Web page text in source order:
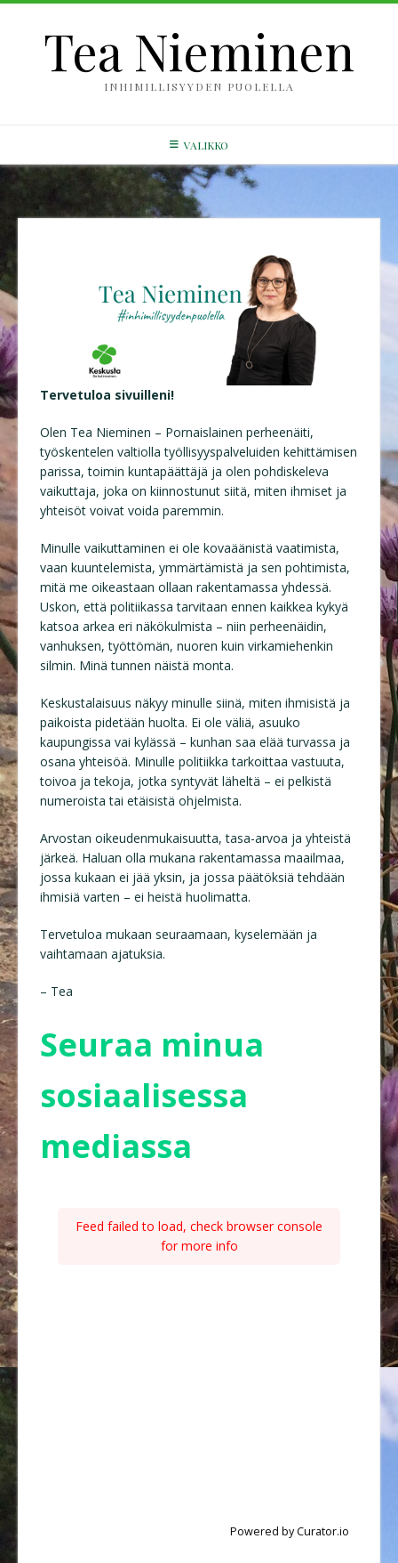
Skip
Tea Nieminen
INHIMILLISYYDEN PUOLELLA
VALIKKO
Tervetuloa sivuilleni!
Olen Tea Nieminen – Pornaislainen perheenäiti,
työskentelen valtiolla työllisyyspalveluiden kehittämisen
parissa, toimin kuntapäättäjä ja olen pohdiskeleva
vaikuttaja, joka on kiinnostunut siitä, miten ihmiset ja
yhteisöt voivat voida paremmin.
Minulle vaikuttaminen ei ole kovaäänistä vaatimista,
vaan kuuntelemista, ymmärtämistä ja sen pohtimista,
mitä me oikeastaan ollaan rakentamassa yhdessä.
Uskon, että politiikassa tarvitaan ennen kaikkea kykyä
katsoa arkea eri näkökulmista – niin perheenäidin,
vanhuksen, työttömän, nuoren kuin virkamiehenkin
silmin. Minä tunnen näistä monta.
Keskustalaisuus näkyy minulle siinä, miten ihmisistä ja
paikoista pidetään huolta. Ei ole väliä, asuuko
kaupungissa vai kylässä – kunhan saa elää turvassa ja
osana yhteisöä. Minulle politiikka tarkoittaa vastuuta,
toivoa ja tekoja, jotka syntyvät läheltä – ei pelkistä
numeroista tai etäisistä ohjelmista.
Arvostan oikeudenmukaisuutta, tasa-arvoa ja yhteistä
järkeä. Haluan olla mukana rakentamassa maailmaa,
jossa kukaan ei jää yksin, ja jossa päätöksiä tehdään
ihmisiä varten – ei heistä huolimatta.
Tervetuloa mukaan seuraamaan, kyselemään ja
vaihtamaan ajatuksia.
– Tea
Seuraa minua
sosiaalisessa
mediassa
Feed failed to load, check browser console
for more info
Powered by Curator.io